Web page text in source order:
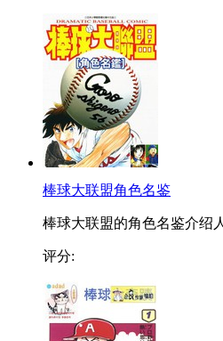
棒球大联盟角色名鉴
棒球大联盟的角色名鉴介绍
评分: